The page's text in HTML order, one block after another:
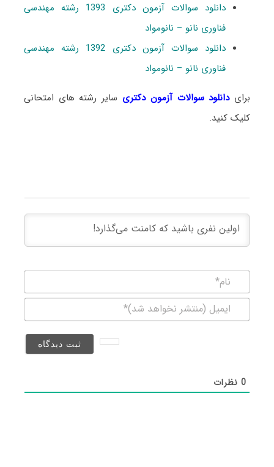
دانلود سوالات آزمون دکتری 1393 رشته مهندسی
فناوری نانو – نانومواد
دانلود سوالات آزمون دکتری 1392 رشته مهندسی
فناوری نانو – نانومواد
برایدانلود سوالات آزمون دکتری سایر رشته های امتحانی
کلیک کنید.
(منتشر
0نظرات